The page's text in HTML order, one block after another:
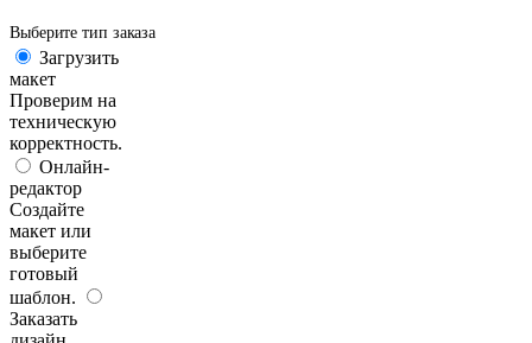
Выберите тип заказа
Загрузить
макет
Проверим на
техническую
корректность.
Онлайн-
редактор
Создайте
макет или
выберите
готовый
шаблон.
Заказать